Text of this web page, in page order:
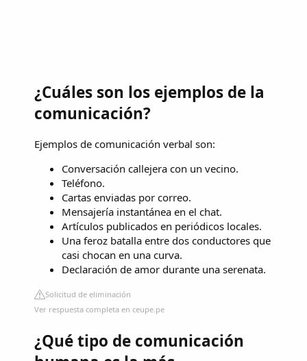
¿Cuáles son los ejemplos de la
comunicación?
Ejemplos de comunicación verbal son:
Conversación callejera con un vecino.
Teléfono.
Cartas enviadas por correo.
Mensajería instantánea en el chat.
Artículos publicados en periódicos locales.
Una feroz batalla entre dos conductores que
casi chocan en una curva.
Declaración de amor durante una serenata.
Solicitud de eliminación
Ver respuesta completa en ceupe.pe
¿Qué tipo de comunicación